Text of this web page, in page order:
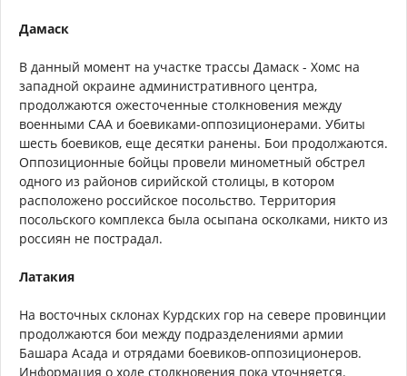
Дамаск
В данный момент на участке трассы Дамаск - Хомс на
западной окраине административного центра,
продолжаются ожесточенные столкновения между
военными САА и боевиками-оппозиционерами. Убиты
шесть боевиков, еще десятки ранены. Бои продолжаются.
Оппозиционные бойцы провели минометный обстрел
одного из районов сирийской столицы, в котором
расположено российское посольство. Территория
посольского комплекса была осыпана осколками, никто из
россиян не пострадал.
Латакия
На восточных склонах Курдских гор на севере провинции
продолжаются бои между подразделениями армии
Башара Асада и отрядами боевиков-оппозиционеров.
Информация о ходе столкновения пока уточняется.